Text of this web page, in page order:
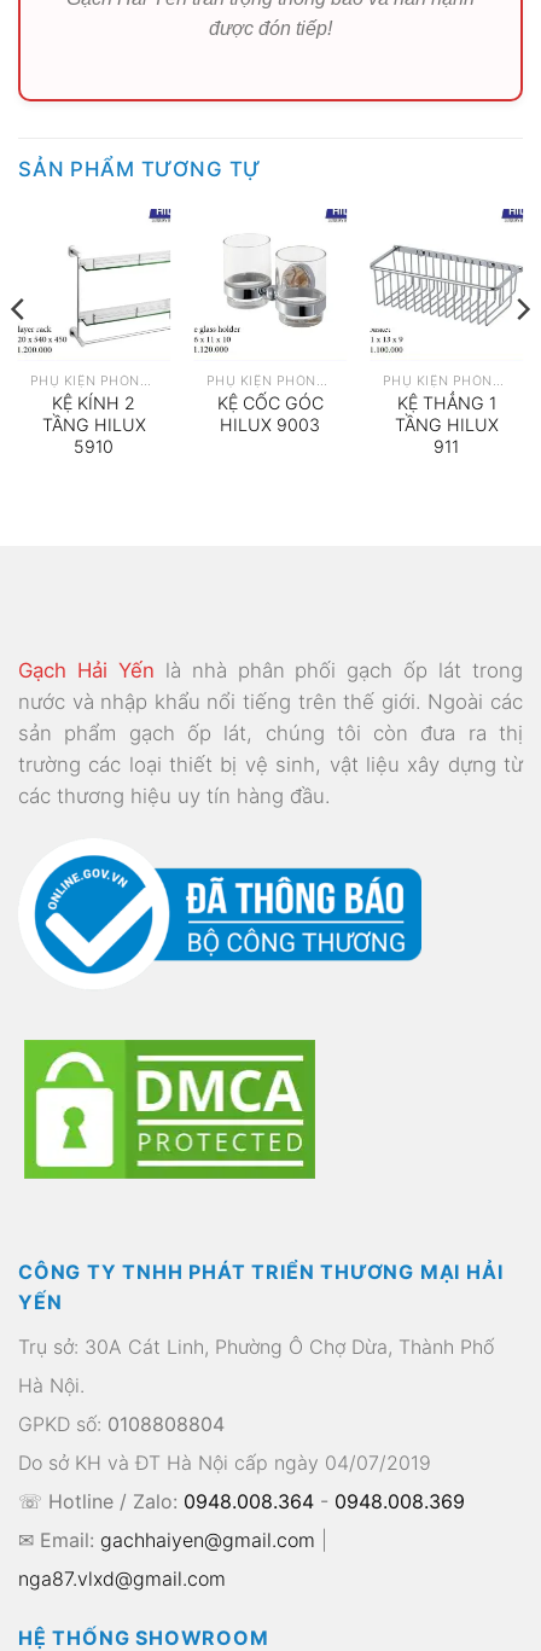
được đón tiếp!
SẢN PHẨM TƯƠNG TỰ
PHỤ KIỆN PHÒNG TẮM
KỆ KÍNH 2
TẦNG HILUX
5910
PHỤ KIỆN PHÒNG TẮM
KỆ CỐC GÓC
HILUX 9003
PHỤ KIỆN PHÒNG TẮM
KỆ THẲNG 1
TẦNG HILUX
911
Gạch Hải Yến là nhà phân phối gạch ốp lát trong
nước và nhập khẩu nổi tiếng trên thế giới. Ngoài các
sản phẩm gạch ốp lát, chúng tôi còn đưa ra thị
trường các loại thiết bị vệ sinh, vật liệu xây dựng từ
các thương hiệu uy tín hàng đầu.
CÔNG TY TNHH PHÁT TRIỂN THƯƠNG MẠI HẢI
YẾN
Trụ sở: 30A Cát Linh, Phường Ô Chợ Dừa, Thành Phố
Hà Nội.
GPKD số: 0108808804
Do sở KH và ĐT Hà Nội cấp ngày 04/07/2019
☏ Hotline / Zalo: 0948.008.364 - 0948.008.369
✉ Email: gachhaiyen@gmail.com
nga87.vlxd@gmail.com
HỆ THỐNG SHOWROOM